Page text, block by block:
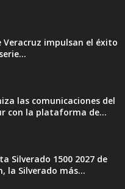
Veracruz impulsan el éxito
las comunicaciones del
con la plataforma de...
Silverado 1500 2027 de
la Silverado más...